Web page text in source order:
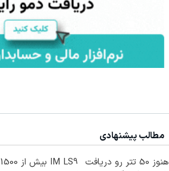
مطالب پیشنهادی
هنوز 50 تتر رو دریافت
IM LS9 بیش از 1500